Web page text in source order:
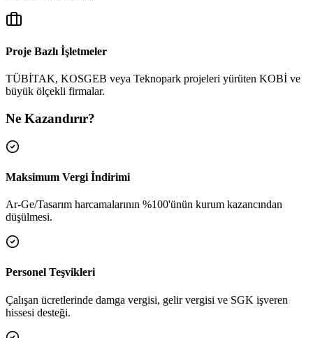
Proje Bazlı İşletmeler
TÜBİTAK, KOSGEB veya Teknopark projeleri yürüten KOBİ ve
büyük ölçekli firmalar.
Ne Kazandırır?
Maksimum Vergi İndirimi
Ar-Ge/Tasarım harcamalarının %100'ünün kurum kazancından
düşülmesi.
Personel Teşvikleri
Çalışan ücretlerinde damga vergisi, gelir vergisi ve SGK işveren
hissesi desteği.